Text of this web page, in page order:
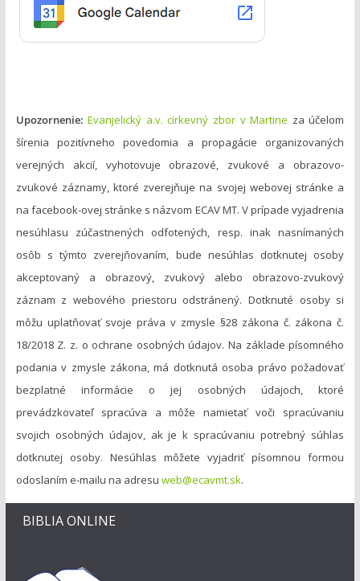
Upozornenie: Evanjelický a.v. cirkevný zbor v Martine za účelom
šírenia pozitívneho povedomia a propagácie organizovaných
verejných akcií, vyhotovuje obrazové, zvukové a obrazovo-
zvukové záznamy, ktoré zverejňuje na svojej webovej stránke a
na facebook-ovej stránke s názvom ECAV MT. V prípade vyjadrenia
nesúhlasu zúčastnených odfotených, resp. inak nasnímaných
osôb s týmto zverejňovaním, bude nesúhlas dotknutej osoby
akceptovaný a obrazový, zvukový alebo obrazovo-zvukový
záznam z webového priestoru odstránený. Dotknuté osoby si
môžu uplatňovať svoje práva v zmysle §28 zákona č. zákona č.
18/2018 Z. z. o ochrane osobných údajov. Na základe písomného
podania v zmysle zákona, má dotknutá osoba právo požadovať
bezplatné informácie o jej osobných údajoch, ktoré
prevádzkovateľ spracúva a môže namietať voči spracúvaniu
svojich osobných údajov, ak je k spracúvaniu potrebný súhlas
dotknutej osoby. Nesúhlas môžete vyjadriť písomnou formou
odoslaním e-mailu na adresu web@ecavmt.sk.
BIBLIA ONLINE